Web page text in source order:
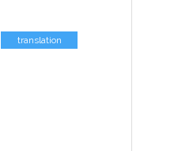
translation